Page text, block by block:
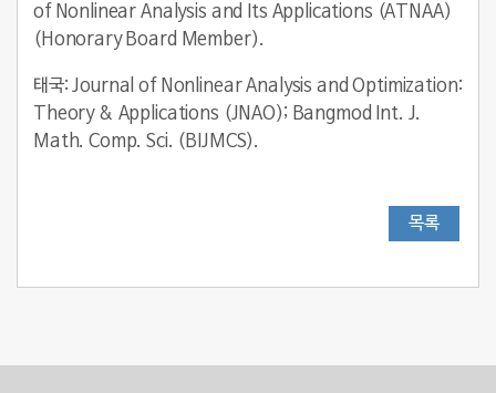
of Nonlinear Analysis and Its Applications (ATNAA)
(Honorary Board Member).
태국: Journal of Nonlinear Analysis and Optimization:
Theory & Applications (JNAO); Bangmod Int. J.
Math. Comp. Sci. (BIJMCS).
목록